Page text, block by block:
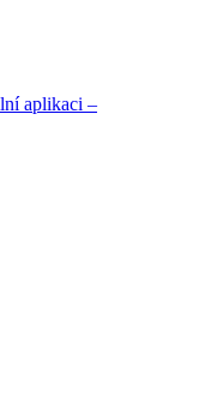
aplikaci –